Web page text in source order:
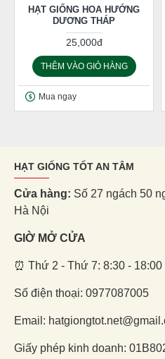
HẠT GIỐNG HOA HƯỚNG
DƯƠNG THÁP
25,000đ
THÊM VÀO GIỎ HÀNG
Mua ngay
HẠT GIỐNG TỐT AN TÂM
Cửa hàng: Số 27 ngách 50
Hà Nội
GIỜ MỞ CỬA
⏰ Thứ 2 - Thứ 7: 8:30 - 18:00
Số điện thoại: 0977087005
Email:
Giấy phép kinh doanh: